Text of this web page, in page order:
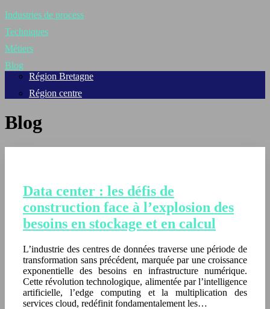
Industries de process
Techniques
Métiers
Blog
Région Bretagne
Région centre
Blog
Data center : les défis de
construction face à l’explosion des
besoins en stockage et en calcul
L’industrie des centres de données traverse une période de
transformation sans précédent, marquée par une croissance
exponentielle des besoins en infrastructure numérique.
Cette révolution technologique, alimentée par l’intelligence
artificielle, l’edge computing et la multiplication des
services cloud, redéfinit fondamentalement les…